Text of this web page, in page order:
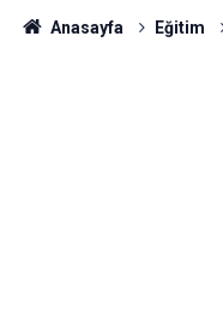
Anasayfa Eğitim